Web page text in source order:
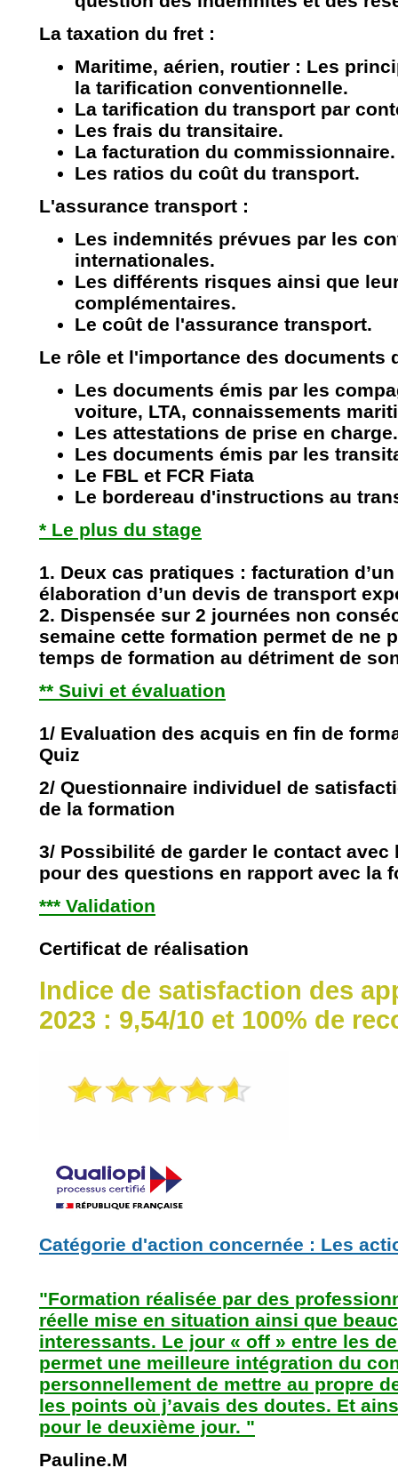
La taxation du fret :
Maritime, aérien, routier : Les
la tarification conventionnelle.
La tarification du transport par
Les frais du transitaire.
La facturation du commissionnaire.
Les ratios du coût du transport.
L'assurance transport :
Les indemnités prévues par les
internationales.
Les différents risques ainsi que
complémentaires.
Le coût de l'assurance transport.
Le rôle et l'importance des documents
Les documents émis par les
voiture, LTA, connaissements
Les attestations de prise en charge.
Les documents émis par les
Le FBL et FCR Fiata
Le bordereau d'instructions au
* Le plus du stage
1. Deux cas pratiques : facturation
élaboration d’un devis de transport
2. Dispensée sur 2 journées non
semaine cette formation permet de ne
temps de formation au détriment de
** Suivi et évaluation
1/ Evaluation des acquis en fin de
Quiz
2/ Questionnaire individuel de
de la formation
3/ Possibilité de garder le contact avec
pour des questions en rapport avec la
*** Validation
Certificat de réalisation
Indice de satisfaction des
2023 : 9,54/10 et 100% de
Catégorie d'action concernée : Les
"Formation réalisée par des
réelle mise en situation ainsi que
interessants. Le jour « off » entre les
permet une meilleure intégration du
personnellement de mettre au propre
les points où j’avais des doutes. Et
pour le deuxième jour. "
Pauline.M